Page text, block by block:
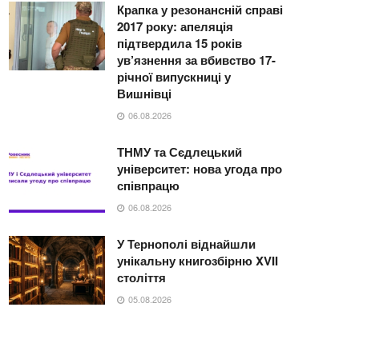
Крапка у резонансній справі
2017 року: апеляція
підтвердила 15 років
ув’язнення за вбивство 17-
річної випускниці у
Вишнівці
06.08.2026
ТНМУ та Сєдлецький
університет: нова угода про
співпрацю
06.08.2026
У Тернополі віднайшли
унікальну книгозбірню XVII
століття
05.08.2026